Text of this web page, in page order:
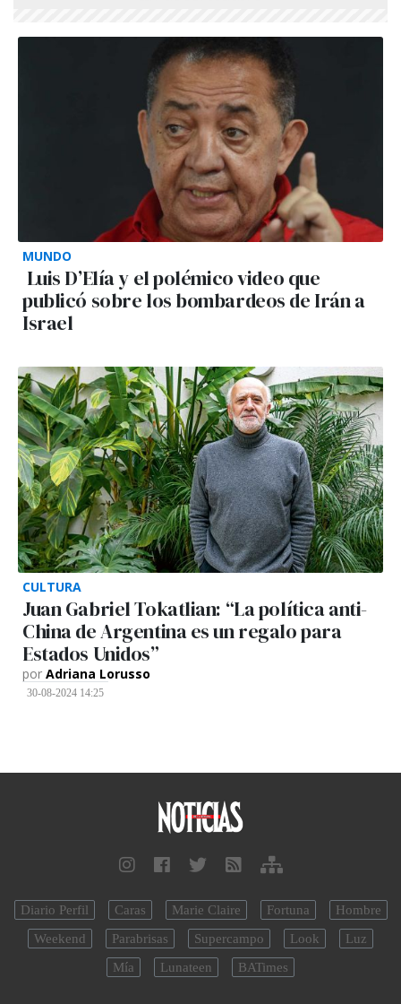
MUNDO
Luis D’Elía y el polémico video que
publicó sobre los bombardeos de Irán a
Israel
CULTURA
Juan Gabriel Tokatlian: “La política anti-
China de Argentina es un regalo para
Estados Unidos”
por Adriana Lorusso
30-08-2024 14:25
Diario Perfil Caras Marie Claire Fortuna
Hombre
Weekend
Parabrisas Supercampo Look
Luz
Mía
Lunateen BATimes